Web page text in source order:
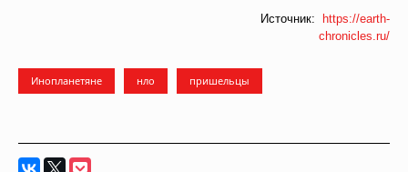
Источник: https://earth-
chronicles.ru/
Инопланетяне нло пришельцы